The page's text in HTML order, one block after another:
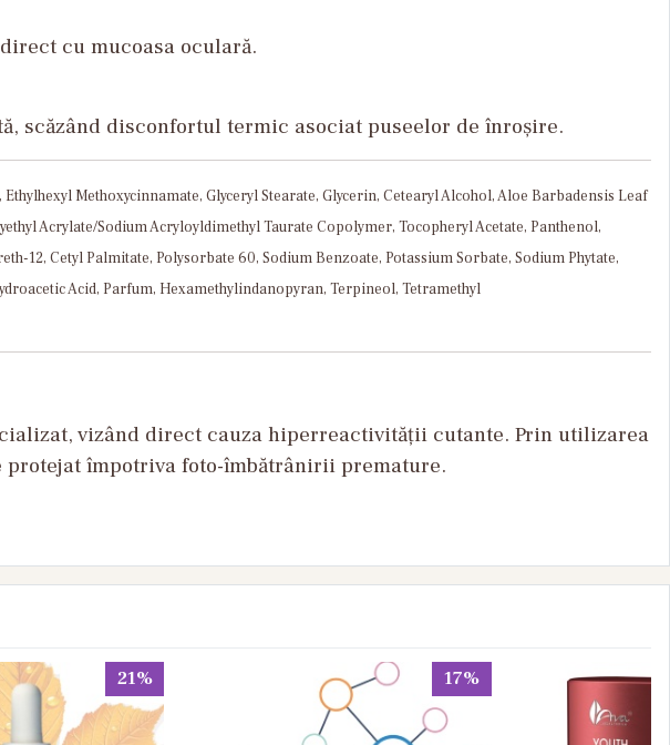
cu mucoasa oculară.
scăzând disconfortul termic asociat puseelor de înroșire.
Methoxycinnamate, Glyceryl Stearate, Glycerin, Cetearyl Alcohol, Aloe Barbadensis Leaf
Acrylate/Sodium Acryloyldimethyl Taurate Copolymer, Tocopheryl Acetate, Panthenol,
12, Cetyl Palmitate, Polysorbate 60, Sodium Benzoate, Potassium Sorbate, Sodium Phytate,
Acid, Parfum, Hexamethylindanopyran, Terpineol, Tetramethyl
vizând direct cauza hiperreactivității cutante. Prin utilizarea
împotriva foto-îmbătrânirii premature.
21% 17%